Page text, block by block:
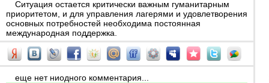
Ситуация остается критически важным гуманитарным
приоритетом, и для управления лагерями и удовлетворения
основных потребностей необходима постоянная
международная поддержка.
еще нет ниодного комментария...